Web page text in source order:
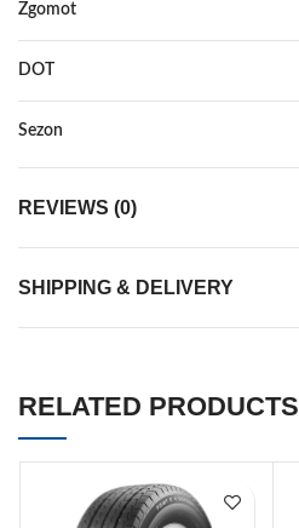
Zgomot
DOT
Sezon
REVIEWS (0)
SHIPPING & DELIVERY
RELATED PRODUCTS